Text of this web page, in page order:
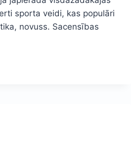
sporta veidi, kas populāri
novuss. Sacensības